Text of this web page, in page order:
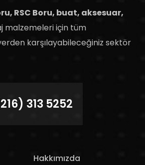
RSC Boru, buat, aksesuar,
malzemeleri için tüm
karşılayabileceğiniz sektör
313 5252
Hakkımızda